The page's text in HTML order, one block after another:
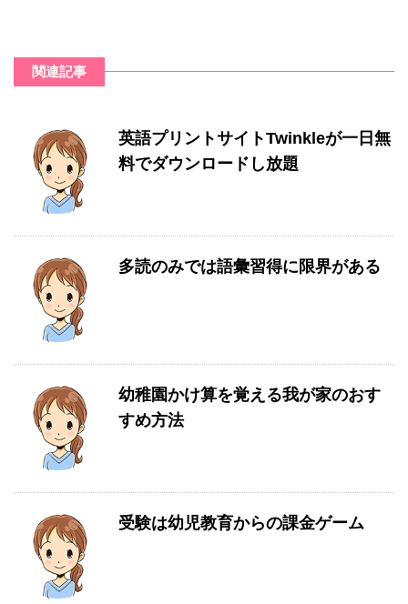
関連記事
英語プリントサイトTwinkleが一日無
料でダウンロードし放題
多読のみでは語彙習得に限界がある
幼稚園かけ算を覚える我が家のおす
すめ方法
受験は幼児教育からの課金ゲーム